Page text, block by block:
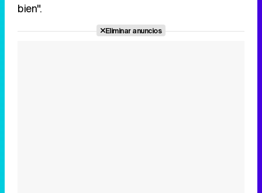
bien".
Eliminar anuncios